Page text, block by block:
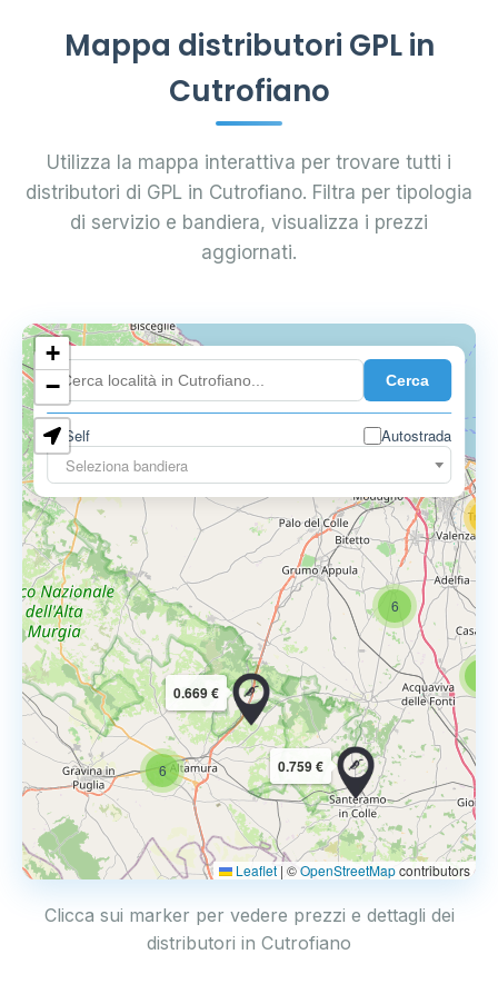
Mappa distributori GPL in
Cutrofiano
Utilizza la mappa interattiva per trovare tutti i
distributori di GPL in Cutrofiano. Filtra per tipologia
di servizio e bandiera, visualizza i prezzi
aggiornati.
Cerca
Self
Autostrada
Seleziona bandiera
4
6
6
0.759 €
0.669 €
+
−
Leaflet | ©OpenStreetMapcontributors
Clicca sui marker per vedere prezzi e dettagli dei
distributori in Cutrofiano